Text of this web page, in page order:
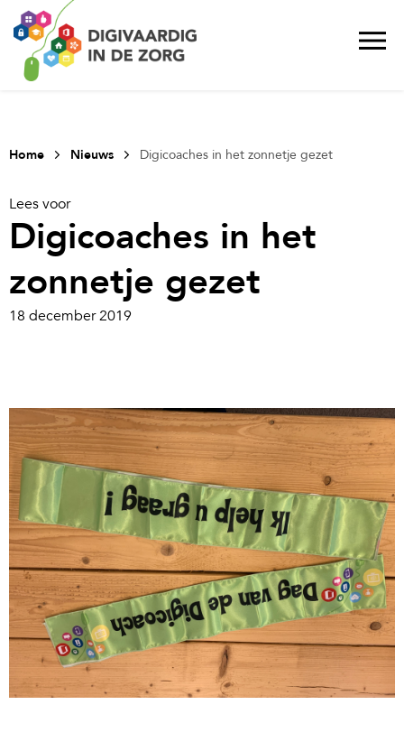
Home Nieuws Digicoaches in het zonnetje gezet
Lees voor
Digicoaches in het
zonnetje gezet
18 december 2019